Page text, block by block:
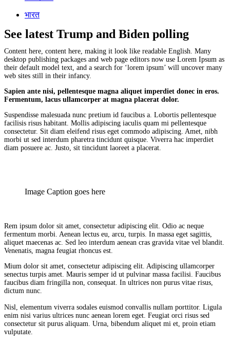
भारत
See latest Trump and Biden polling
Content here, content here, making it look like readable English. Many
desktop publishing packages and web page editors now use Lorem Ipsum as
their default model text, and a search for ‘lorem ipsum’ will uncover many
web sites still in their infancy.
Sapien ante nisi, pellentesque magna aliquet imperdiet donec in eros.
Fermentum, lacus ullamcorper at magna placerat dolor.
Suspendisse malesuada nunc pretium id faucibus a. Lobortis pellentesque
facilisis risus habitant. Mollis adipiscing iaculis quam mi pellentesque
consectetur. Sit diam eleifend risus eget commodo adipiscing. Amet, nibh
morbi ut sed interdum pharetra tincidunt quisque. Viverra hac imperdiet
diam posuere ac. Justo, sit tincidunt laoreet a placerat.
Image Caption goes here
Rem ipsum dolor sit amet, consectetur adipiscing elit. Odio ac neque
fermentum morbi. Aenean lectus eu, arcu, turpis. In massa eget sagittis,
aliquet maecenas ac. Sed leo interdum aenean cras gravida vitae vel blandit.
Venenatis, magna feugiat rhoncus est.
Mium dolor sit amet, consectetur adipiscing elit. Adipiscing ullamcorper
senectus turpis amet. Mauris semper id ut pulvinar massa facilisi. Faucibus
faucibus diam fringilla non, consequat. In ultrices non purus vitae risus,
dictum nunc.
Nisl, elementum viverra sodales euismod convallis nullam porttitor. Ligula
enim nisi varius ultrices nunc aenean lorem eget. Feugiat orci risus sed
consectetur sit purus aliquam. Urna, bibendum aliquet mi et, proin etiam
vulputate.